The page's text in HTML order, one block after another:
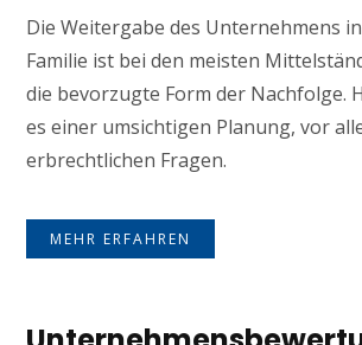
Die Weitergabe des Unternehmens
Familie ist bei den meisten
die bevorzugte Form der Nachfolge.
es einer umsichtigen Planung, vor
erbrechtlichen Fragen.
MEHR ERFAHREN